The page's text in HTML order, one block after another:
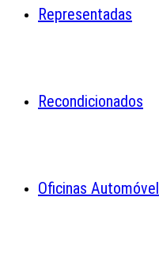
Representadas
Recondicionados
Oficinas Automóvel